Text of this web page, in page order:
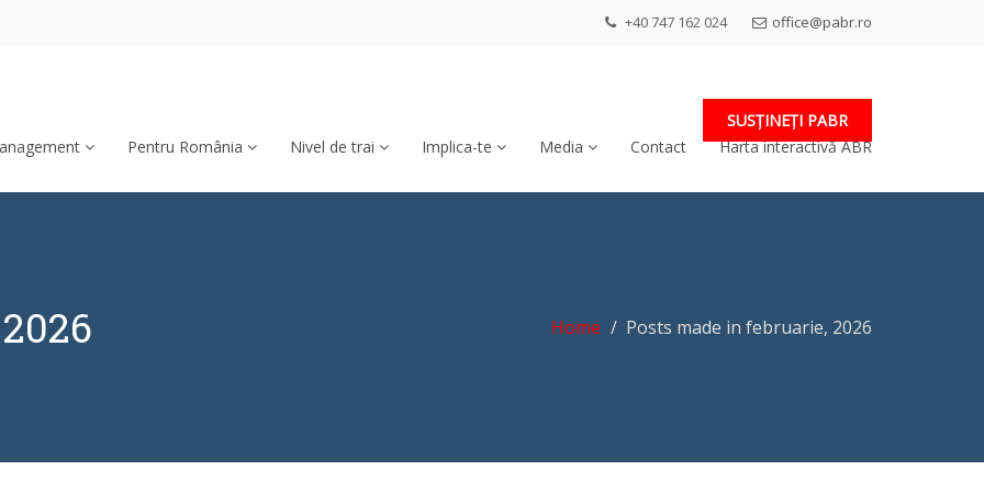
+40 747 162 024 office@pabr.ro
SUSȚINEȚI PABR
Pentru România Nivel de trai Implica-te Media Contact Harta interactivă ABR
Home Posts made in februarie, 2026